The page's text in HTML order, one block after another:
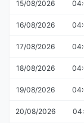
15/08/2026
16/08/2026
17/08/2026
18/08/2026
19/08/2026
20/08/2026